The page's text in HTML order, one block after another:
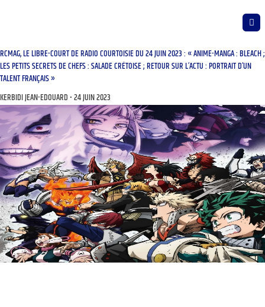
RCMAG, LE LIBRE-COURT DE RADIO COURTOISIE DU 24 JUIN 2023 : « ANIME-MANGA : BLEACH ;
LES PETITS SECRETS DE CHEFS : SALADE CRÉTOISE ; RETOUR SUR L’ACTU : PORTRAIT D’UN
TALENT FRANÇAIS »
KERBIDI JEAN-EDOUARD 24 JUIN 2023